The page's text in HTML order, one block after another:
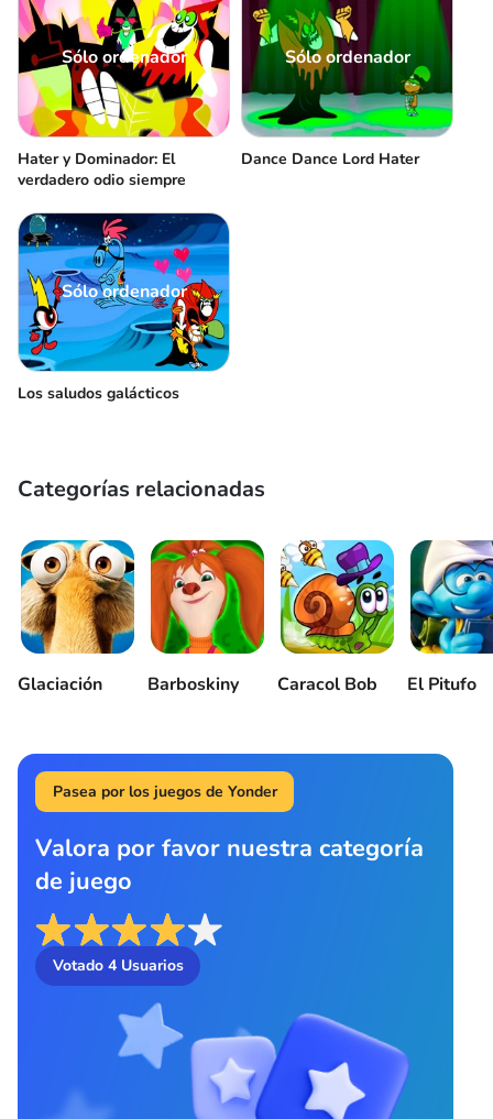
Sólo ordenador
Hater y Dominador: El
verdadero odio siempre
Sólo ordenador
Dance Dance Lord Hater
Sólo ordenador
Los saludos galácticos
Categorías relacionadas
Glaciación Barboskiny Caracol Bob El Pitufo
Pasea por los juegos de Yonder
Valora por favor nuestra categoría
de juego
Votado 4Usuarios